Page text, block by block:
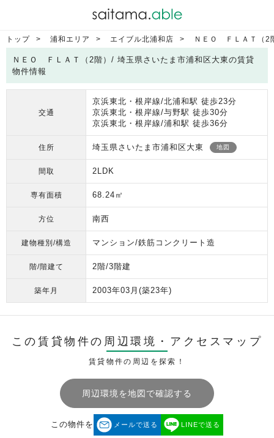
トップ 浦和エリア エイブル北浦和店 ＮＥＯ ＦＬＡＴ（2
ＮＥＯ ＦＬＡＴ（2階）/ 埼玉県さいたま市浦和区大東の賃貸
物件情報
交通
京浜東北・根岸線/北浦和駅 徒歩23分
京浜東北・根岸線/与野駅 徒歩30分
京浜東北・根岸線/浦和駅 徒歩36分
住所 埼玉県さいたま市浦和区大東 地図
間取 2LDK
専有面積 68.24㎡
方位 南西
建物種別/構造 マンション/鉄筋コンクリート造
階/階建て 2階/3階建
築年月 2003年03月 (築23年)
この賃貸物件の周辺環境・ アクセスマップ
賃貸物件の周辺を探索！
周辺環境を地図で確認する
この物件を メールで送る LINEで送る